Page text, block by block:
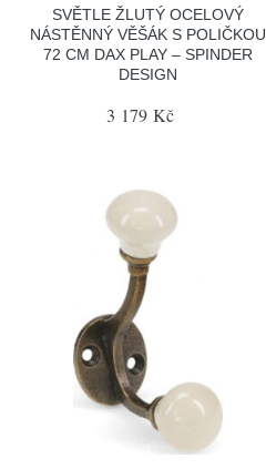
SVĚTLE ŽLUTÝ OCELOVÝ
NÁSTĚNNÝ VĚŠÁK S POLIČKOU
72 CM DAX PLAY – SPINDER
DESIGN
3 179 Kč